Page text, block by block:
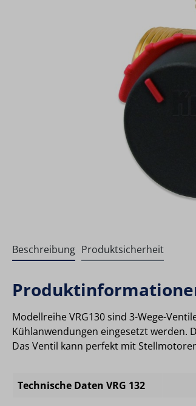
Beschreibung Produktsicherheit
Produktinformationen
Modellreihe VRG130 sind 3-Wege-
Kühlanwendungen eingesetzt werden.
Das Ventil kann perfekt mit
Technische Daten VRG 132